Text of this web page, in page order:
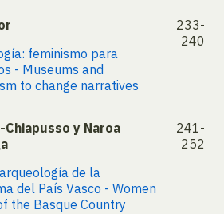
feminismo para
- Museums and
to change narratives
233-
240
y Naroa
de la
del País Vasco - Women
the Basque Country
241-
252